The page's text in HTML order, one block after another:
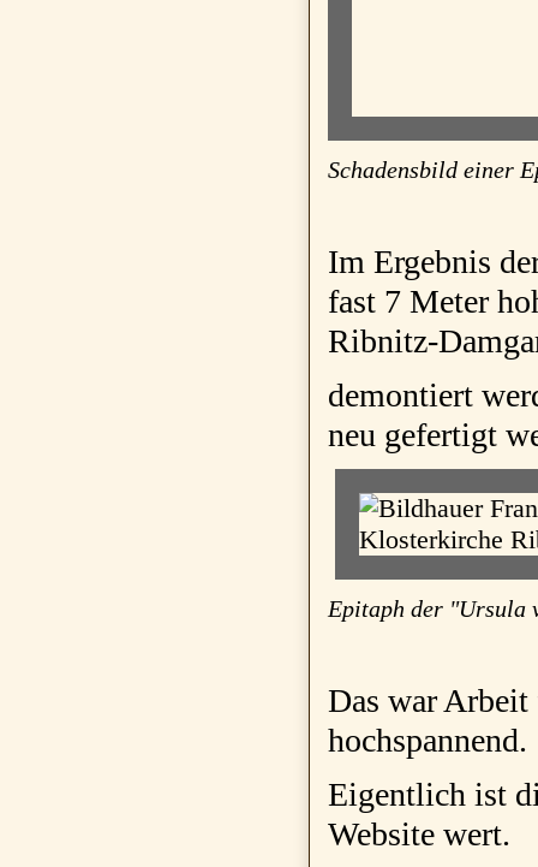
Schadensbild einer
Im Ergebnis
fast 7 Meter
Ribnitz-
demontiert
neu gefertigt
Epitaph der "Ursula
Das war Arbeit
hochspannend.
Eigentlich ist
Website wert.